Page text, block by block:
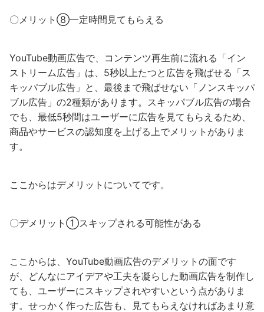
〇メリット⑧一定時間見てもらえる
YouTube動画広告で、コンテンツ再生前に流れる「イン
ストリーム広告」は、5秒以上たつと広告を飛ばせる「ス
キッパブル広告」と、最後まで飛ばせない「ノンスキッパ
ブル広告」の2種類があります。スキッパブル広告の場合
でも、最低5秒間はユーザーに広告を見てもらえるため、
商品やサービスの認知度を上げる上でメリットがありま
す。
ここからはデメリットについてです。
〇デメリット①スキップされる可能性がある
ここからは、YouTube動画広告のデメリットの面です
が、どんなにアイデアや工夫を凝らした動画広告を制作し
ても、ユーザーにスキップされやすいという点がありま
す。せっかく作った広告も、見てもらえなければあまり意